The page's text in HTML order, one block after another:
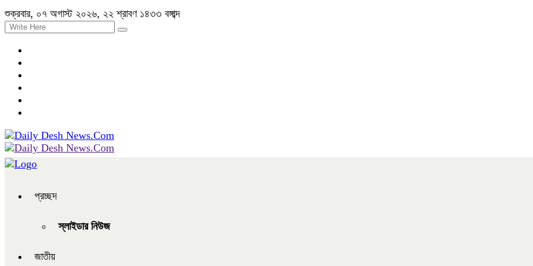
শুক্রবার, ০৭ অগাস্ট ২০২৬, ২২ শ্রাবণ ১৪৩৩ বঙ্গাব্দ
প্রচ্ছদ
স্লাইডার নিউজ
জাতীয়